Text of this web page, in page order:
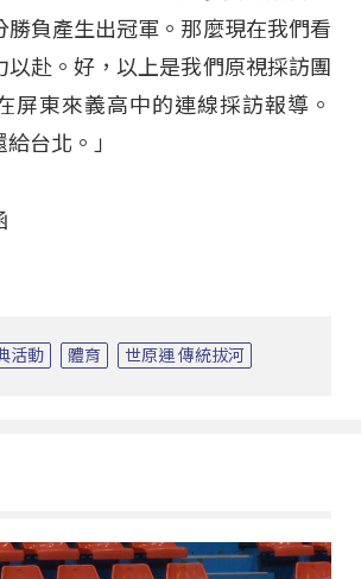
勝負產生出冠軍。那麼現在我們看
以赴。好，以上是我們原視採訪團
屏東來義高中的連線採訪報導。
台北。」
活動 體育 世原運 傳統拔河